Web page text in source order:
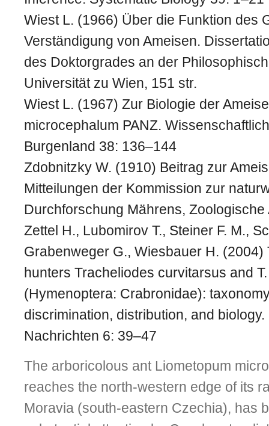
Wiest L. (1966) Über die Funktion des
Verständigung von Ameisen.
des Doktorgrades an der
Universität zu Wien, 151 str.
Wiest L. (1967) Zur Biologie der
microcephalum PANZ.
Burgenland 38: 136–144
Zdobnitzky W. (1910) Beitrag zur
Mitteilungen der Kommission zur
Durchforschung Mährens, Zoologische
Zettel H., Lubomirov T., Steiner F. M.,
Grabenweger G., Wiesbauer H. (2004)
hunters Tracheliodes curvitarsus and
(Hymenoptera: Crabronidae):
discrimination, distribution, and
Nachrichten 6: 39–47
The arboricolous ant Liometopum
reaches the north-western edge of its
Moravia (south-eastern Czechia), has